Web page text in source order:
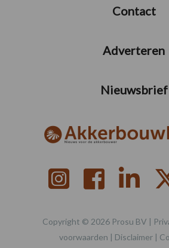
Contact
Adverteren
Nieuwsbrief
Copyright © 2026 Prosu BV |
voorwaarden | Disclaimer |